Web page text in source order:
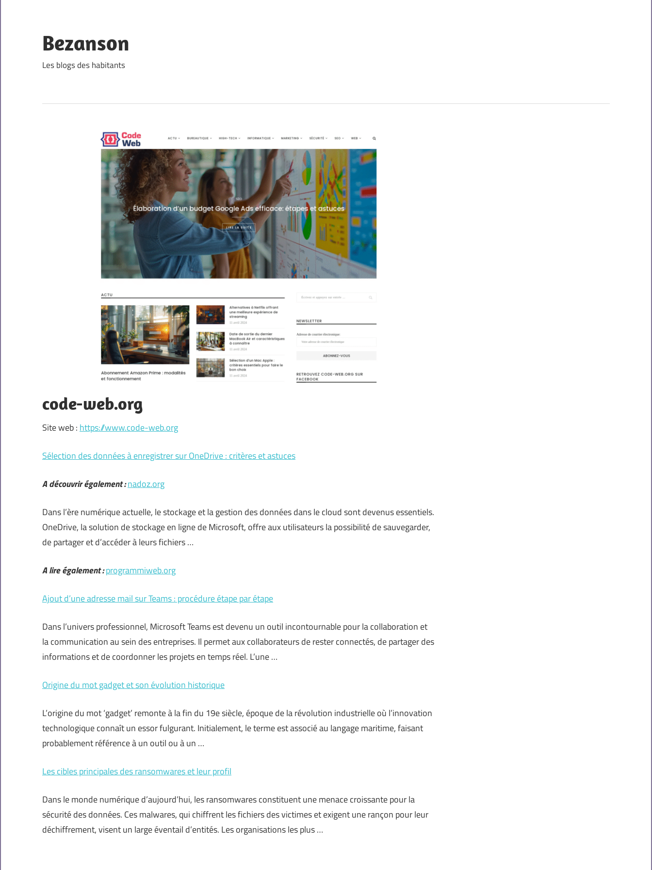
content
Bezanson
Les blogs des habitants
code-web.org
Site web : https://www.code-web.org
Sélection des données à enregistrer sur OneDrive : critères et astuces
A découvrir également :nadoz.org
Dans l’ère numérique actuelle, le stockage et la gestion des données dans le cloud sont devenus essentiels.
OneDrive, la solution de stockage en ligne de Microsoft, offre aux utilisateurs la possibilité de sauvegarder,
de partager et d’accéder à leurs fichiers …
A lire également :programmiweb.org
Ajout d’une adresse mail sur Teams : procédure étape par étape
Dans l’univers professionnel, Microsoft Teams est devenu un outil incontournable pour la collaboration et
la communication au sein des entreprises. Il permet aux collaborateurs de rester connectés, de partager des
informations et de coordonner les projets en temps réel. L’une …
Origine du mot gadget et son évolution historique
L’origine du mot ‘gadget’ remonte à la fin du 19e siècle, époque de la révolution industrielle où l’innovation
technologique connaît un essor fulgurant. Initialement, le terme est associé au langage maritime, faisant
probablement référence à un outil ou à un …
Les cibles principales des ransomwares et leur profil
Dans le monde numérique d’aujourd’hui, les ransomwares constituent une menace croissante pour la
sécurité des données. Ces malwares, qui chiffrent les fichiers des victimes et exigent une rançon pour leur
déchiffrement, visent un large éventail d’entités. Les organisations les plus …